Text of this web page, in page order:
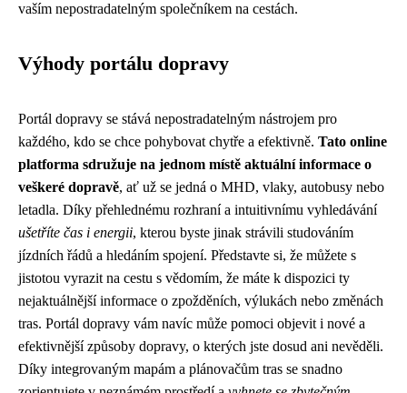
vaším nepostradatelným společníkem na cestách.
Výhody portálu dopravy
Portál dopravy se stává nepostradatelným nástrojem pro
každého, kdo se chce pohybovat chytře a efektivně. Tato online
platforma sdružuje na jednom místě aktuální informace o
veškeré dopravě, ať už se jedná o MHD, vlaky, autobusy nebo
letadla. Díky přehlednému rozhraní a intuitivnímu vyhledávání
ušetříte čas i energii, kterou byste jinak strávili studováním
jízdních řádů a hledáním spojení. Představte si, že můžete s
jistotou vyrazit na cestu s vědomím, že máte k dispozici ty
nejaktuálnější informace o zpožděních, výlukách nebo změnách
tras. Portál dopravy vám navíc může pomoci objevit i nové a
efektivnější způsoby dopravy, o kterých jste dosud ani nevěděli.
Díky integrovaným mapám a plánovačům tras se snadno